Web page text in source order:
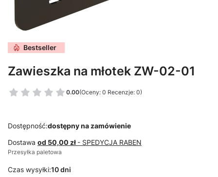
Bestseller
Zawieszka na młotek ZW-02-01
0.00(Oceny: 0 Recenzje: 0)
Dostępność:dostępny na zamówienie
Dostawa od 50,00 zł - SPEDYCJA RABEN
Przesyłka paletowa
Czas wysyłki:10 dni